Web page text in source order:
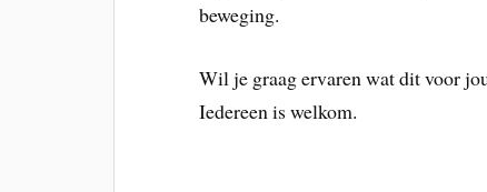
beweging.
Wil je graag ervaren wat dit voor
Iedereen is welkom.